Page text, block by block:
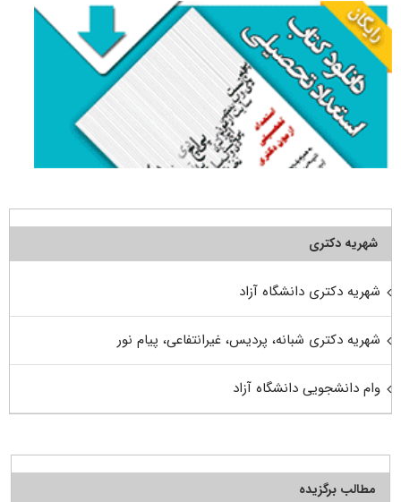
شهریه دکتری
شهریه دکتری دانشگاه آزاد
شهریه دکتری شبانه، پردیس، غیرانتفاعی، پیام نور
وام دانشجویی دانشگاه آزاد
مطالب برگزیده